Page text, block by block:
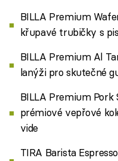
BILLA Premium
křupavé trubičky s
BILLA Premium Al
lanýži pro skutečné
BILLA Premium Pork
prémiové vepřové
vide
TIRA Barista